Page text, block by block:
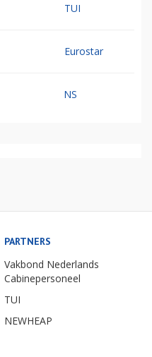
TUI
Eurostar
NS
PARTNERS
Vakbond Nederlands
Cabinepersoneel
TUI
NEWHEAP